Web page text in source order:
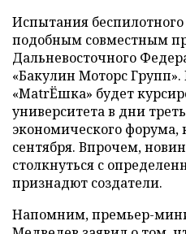
Испытания
подобным совместным
Дальневосточного
«Бакулин Моторс
«MatrЁшка» будет
университета в дни
экономического форума,
сентября. Впрочем,
столкнуться с
признадют создатели.
Напомним, премьер-